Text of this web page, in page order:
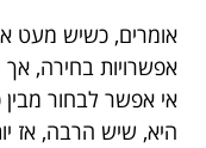
אומרים, כשיש מעט
אפשרויות בחירה,
אי אפשר לבחור
היא, שיש הרבה, אז